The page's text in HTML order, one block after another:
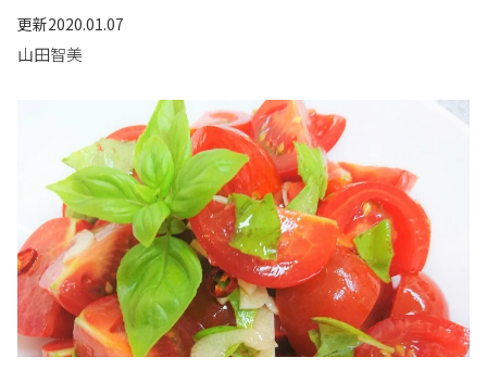
更新2020.01.07
山田智美